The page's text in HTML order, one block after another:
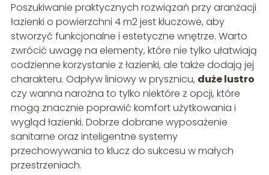
Poszukiwanie praktycznych rozwiązań przy aranżacji
łazienki o powierzchni 4 m2 jest kluczowe, aby
stworzyć funkcjonalne i estetyczne wnętrze. Warto
zwrócić uwagę na elementy, które nie tylko ułatwiają
codzienne korzystanie z łazienki, ale także dodają jej
charakteru. Odpływ liniowy w prysznicu, duże lustro
czy wanna narożna to tylko niektóre z opcji, które
mogą znacznie poprawić komfort użytkowania i
wygląd łazienki. Dobrze dobrane wyposażenie
sanitarne oraz inteligentne systemy
przechowywania to klucz do sukcesu w małych
przestrzeniach.